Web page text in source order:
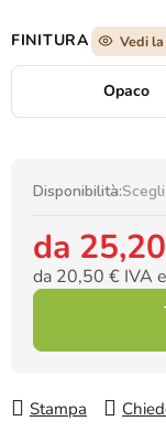
FINITURA Vedi
Opaco
Disponibilità:
da
da 20,50 € IVA
Prezzo della
Stampa